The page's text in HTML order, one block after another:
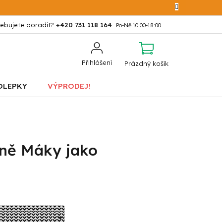
+420 731 118 164
Přihlášení
NÁKUPNÍ
Prázdný košík
VÝPRODEJ!
Máky jako